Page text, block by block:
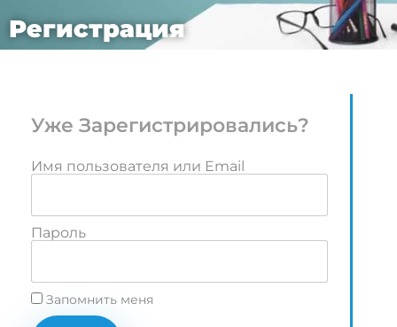
Регистрация
Уже Зарегистрировались?
Имя пользователя или Email
Пароль
Запомнить меня